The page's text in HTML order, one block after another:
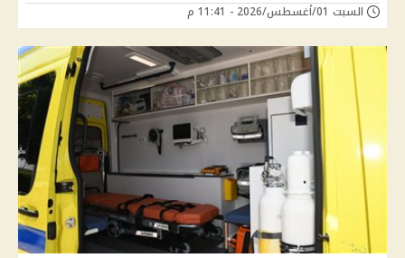
السبت 01/أغسطس/2026 - 11:41 م